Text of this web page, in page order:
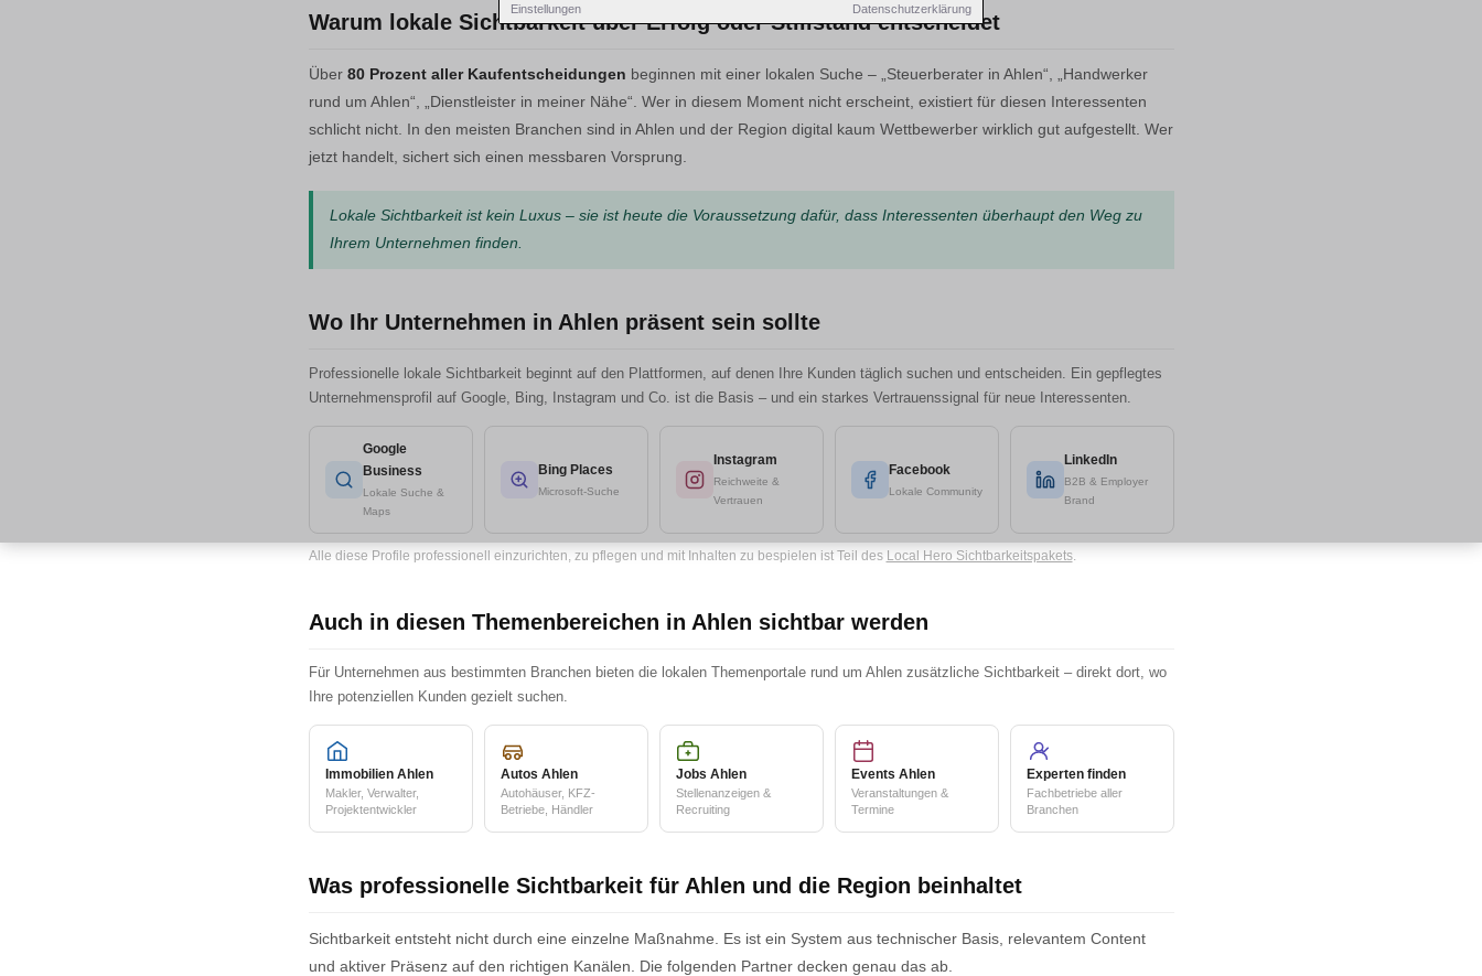
Einstellungen Datenschutzerklärung
Warum lokale Sichtbarkeit über Erfolg oder Stillstand entscheidet
Über 80 Prozent aller Kaufentscheidungen beginnen mit einer lokalen Suche – „Steuerberater in Ahlen“, „Handwerker
rund um Ahlen“, „Dienstleister in meiner Nähe“. Wer in diesem Moment nicht erscheint, existiert für diesen Interessenten
schlicht nicht. In den meisten Branchen sind in Ahlen und der Region digital kaum Wettbewerber wirklich gut aufgestellt. Wer
jetzt handelt, sichert sich einen messbaren Vorsprung.
Lokale Sichtbarkeit ist kein Luxus – sie ist heute die Voraussetzung dafür, dass Interessenten überhaupt den Weg zu
Ihrem Unternehmen finden.
Wo Ihr Unternehmen in Ahlen präsent sein sollte
Professionelle lokale Sichtbarkeit beginnt auf den Plattformen, auf denen Ihre Kunden täglich suchen und entscheiden. Ein gepflegtes
Unternehmensprofil auf Google, Bing, Instagram und Co. ist die Basis – und ein starkes Vertrauenssignal für neue Interessenten.
Google
Business
Lokale Suche &
Maps
Bing Places
Microsoft-Suche
Instagram
Reichweite &
Vertrauen
Facebook
Lokale Community
LinkedIn
B2B & Employer
Brand
Alle diese Profile professionell einzurichten, zu pflegen und mit Inhalten zu bespielen ist Teil des Local Hero Sichtbarkeitspakets.
Auch in diesen Themenbereichen in Ahlen sichtbar werden
Für Unternehmen aus bestimmten Branchen bieten die lokalen Themenportale rund um Ahlen zusätzliche Sichtbarkeit – direkt dort, wo
Ihre potenziellen Kunden gezielt suchen.
Immobilien Ahlen
Makler, Verwalter,
Projektentwickler
Autos Ahlen
Autohäuser, KFZ-
Betriebe, Händler
Jobs Ahlen
Stellenanzeigen &
Recruiting
Events Ahlen
Veranstaltungen &
Termine
Experten finden
Fachbetriebe aller
Branchen
Was professionelle Sichtbarkeit für Ahlen und die Region beinhaltet
Sichtbarkeit entsteht nicht durch eine einzelne Maßnahme. Es ist ein System aus technischer Basis, relevantem Content
und aktiver Präsenz auf den richtigen Kanälen. Die folgenden Partner decken genau das ab.